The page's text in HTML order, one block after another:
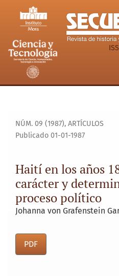
Haití en los años 1859-
NÚM. 09 (1987), ARTÍCULOS
Haití en los años
carácter y
proceso político
Publicado 01-01-1987
Johanna von Grafenstein
PDF